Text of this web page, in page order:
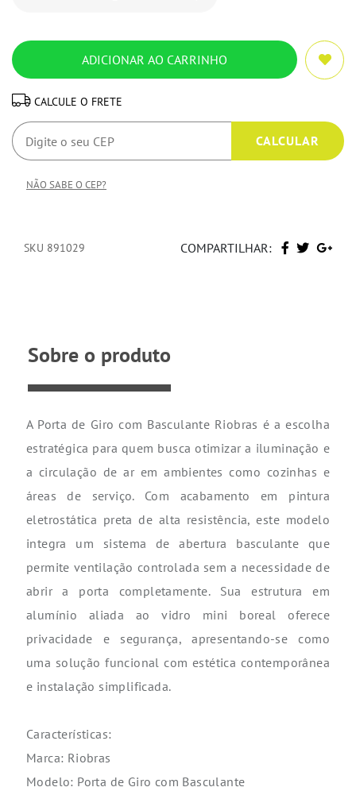
CALCULE O FRETE
NÃO SABE O CEP?
SKU 891029 COMPARTILHAR:
Sobre o produto
A Porta de Giro com Basculante Riobras é a escolha
estratégica para quem busca otimizar a iluminação e
a circulação de ar em ambientes como cozinhas e
áreas de serviço. Com acabamento em pintura
eletrostática preta de alta resistência, este modelo
integra um sistema de abertura basculante que
permite ventilação controlada sem a necessidade de
abrir a porta completamente. Sua estrutura em
alumínio aliada ao vidro mini boreal oferece
privacidade e segurança, apresentando-se como
uma solução funcional com estética contemporânea
e instalação simplificada.
Características:
Marca: Riobras
Modelo: Porta de Giro com Basculante